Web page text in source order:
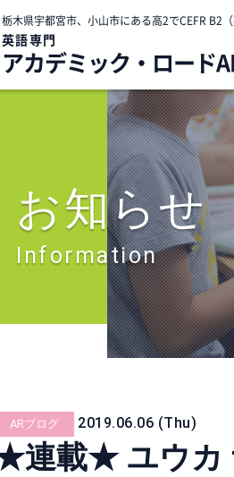
栃木県宇都宮市、小山市にある高2でCEFR B2
英語専門
アカデミック・ロード
お知らせ
Information
ARブログ 2019.06.06 (Thu)
連載★ ユウカ